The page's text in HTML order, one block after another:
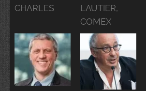
CHARLES
LAUTIER,
COMEX